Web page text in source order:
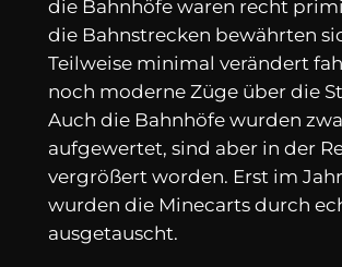
die Bahnhöfe waren recht
die Bahnstrecken bewährten
Teilweise minimal verändert
noch moderne Züge über die
Auch die Bahnhöfe wurden
aufgewertet, sind aber in der
vergrößert worden. Erst im
wurden die Minecarts durch
ausgetauscht.